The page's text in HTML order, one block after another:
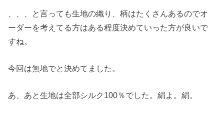
、、、と言っても生地の織り、柄はたくさんあるのでオ
ーダーを考えてる方はある程度決めていった方が良いで
すね。
今回は無地でと決めてました。
あ、あと生地は全部シルク100％でした。絹よ。絹。